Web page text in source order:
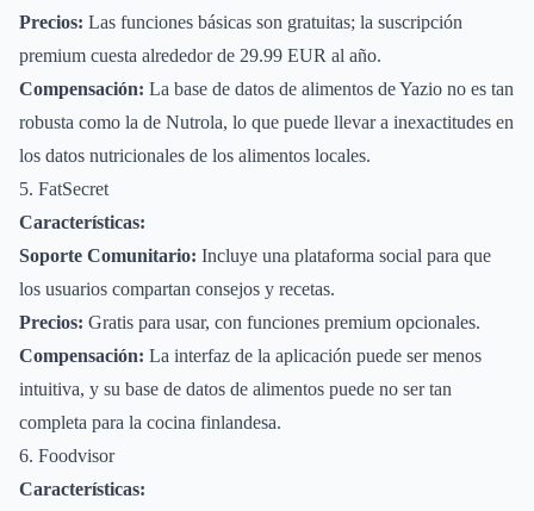
Precios: Las funciones básicas son gratuitas; la suscripción
premium cuesta alrededor de 29.99 EUR al año.
Compensación: La base de datos de alimentos de Yazio no es tan
robusta como la de Nutrola, lo que puede llevar a inexactitudes en
los datos nutricionales de los alimentos locales.
5. FatSecret
Características:
Soporte Comunitario: Incluye una plataforma social para que
los usuarios compartan consejos y recetas.
Precios: Gratis para usar, con funciones premium opcionales.
Compensación: La interfaz de la aplicación puede ser menos
intuitiva, y su base de datos de alimentos puede no ser tan
completa para la cocina finlandesa.
6. Foodvisor
Características: